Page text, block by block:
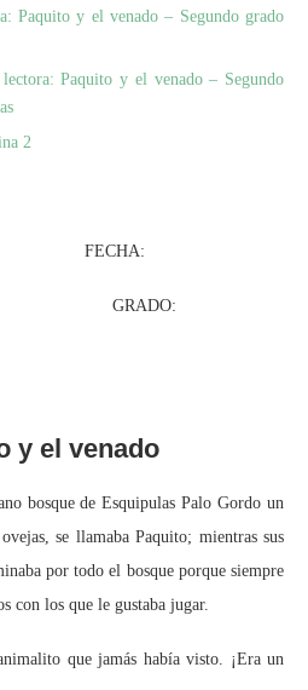
Paquito y el venado – Segundo grado
lectora: Paquito y el venado – Segundo
2
GRADO:
y el venado
bosque de Esquipulas Palo Gordo un
se llamaba Paquito; mientras sus
por todo el bosque porque siempre
con los que le gustaba jugar.
que jamás había visto. ¡Era un